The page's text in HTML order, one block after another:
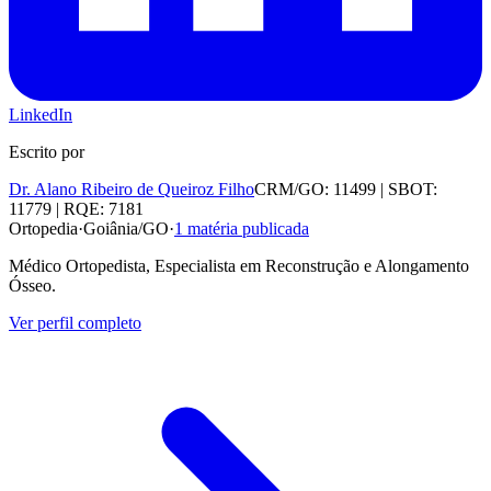
LinkedIn
Escrito por
Dr. Alano Ribeiro de Queiroz FilhoCRM/GO: 11499 | SBOT:
11779 | RQE: 7181
Ortopedia·Goiânia/GO·1 matéria publicada
Médico Ortopedista, Especialista em Reconstrução e Alongamento
Ósseo.
Ver perfil completo